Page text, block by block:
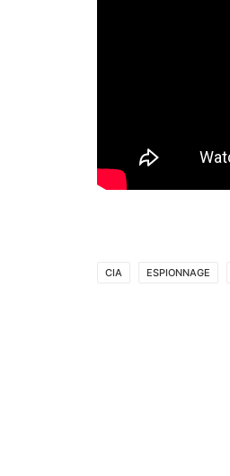
CIA ESPIONNAGE